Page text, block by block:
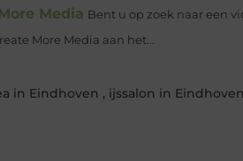
Media Bent u op zoek naar een
More Media aan het...
in Eindhoven , ijssalon in Eindhoven